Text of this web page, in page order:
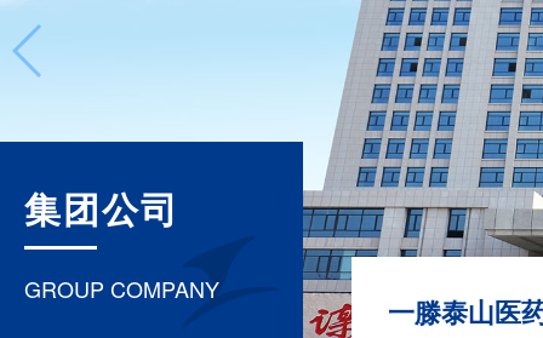
集团公司
GROUP COMPANY
一滕泰山医